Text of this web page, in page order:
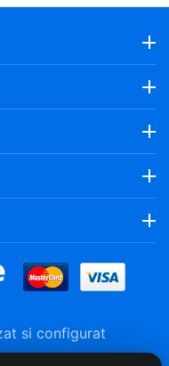
si configurat